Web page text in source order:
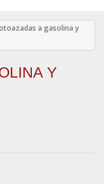
a gasolina y
Y